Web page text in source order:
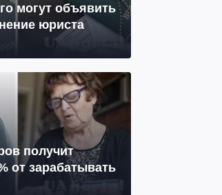
могут объявить
юриста
получит
от зарабатывать